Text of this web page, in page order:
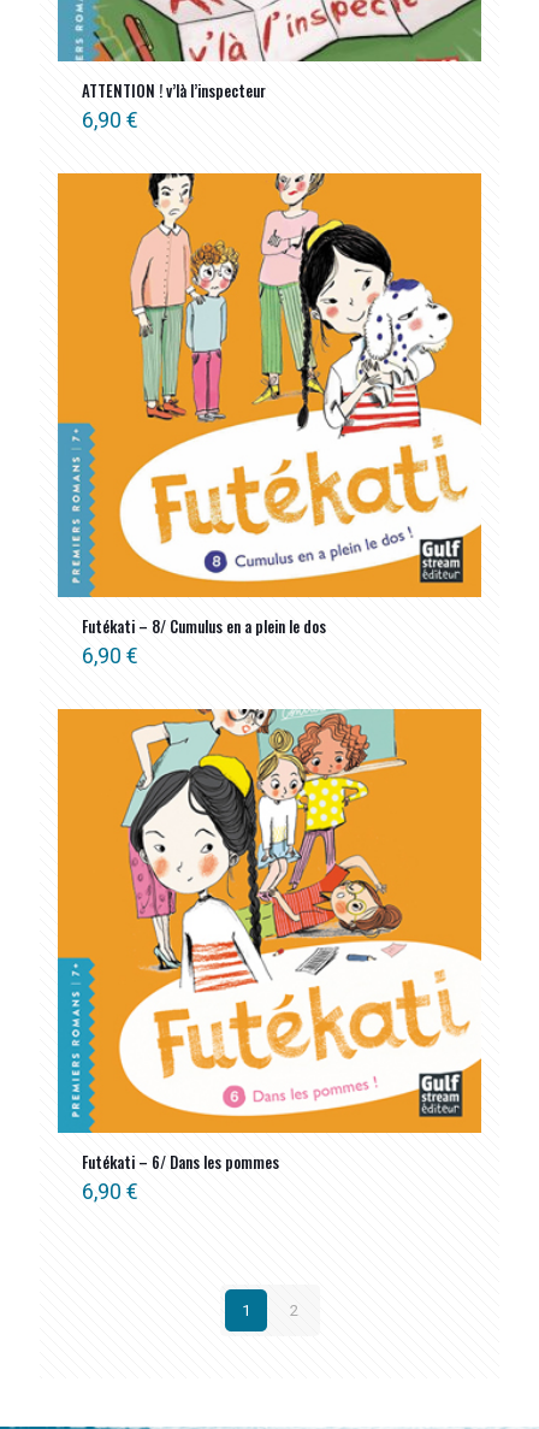
ATTENTION ! v’là l’inspecteur
6,90 €
Futékati – 8/ Cumulus en a plein le dos
6,90 €
Futékati – 6/ Dans les pommes
6,90 €
1 2